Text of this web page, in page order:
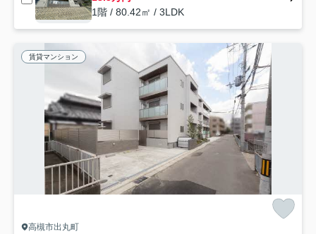
1階 / 80.42㎡ / 3LDK
賃貸マンション
高槻市出丸町